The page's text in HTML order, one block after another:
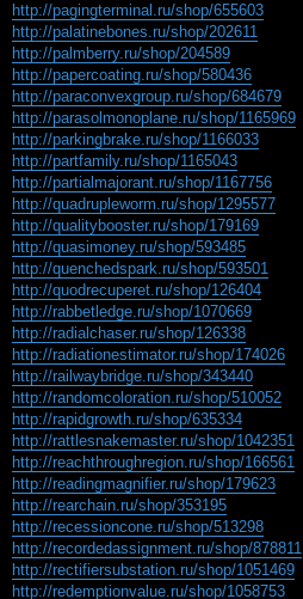
http://pagingterminal.ru/shop/655603
http://palatinebones.ru/shop/202611
http://palmberry.ru/shop/204589
http://papercoating.ru/shop/580436
http://paraconvexgroup.ru/shop/684679
http://parasolmonoplane.ru/shop/1165969
http://parkingbrake.ru/shop/1166033
http://partfamily.ru/shop/1165043
http://partialmajorant.ru/shop/1167756
http://quadrupleworm.ru/shop/1295577
http://qualitybooster.ru/shop/179169
http://quasimoney.ru/shop/593485
http://quenchedspark.ru/shop/593501
http://quodrecuperet.ru/shop/126404
http://rabbetledge.ru/shop/1070669
http://radialchaser.ru/shop/126338
http://radiationestimator.ru/shop/174026
http://railwaybridge.ru/shop/343440
http://randomcoloration.ru/shop/510052
http://rapidgrowth.ru/shop/635334
http://rattlesnakemaster.ru/shop/1042351
http://reachthroughregion.ru/shop/166561
http://readingmagnifier.ru/shop/179623
http://rearchain.ru/shop/353195
http://recessioncone.ru/shop/513298
http://recordedassignment.ru/shop/878811
http://rectifiersubstation.ru/shop/1051469
http://redemptionvalue.ru/shop/1058753